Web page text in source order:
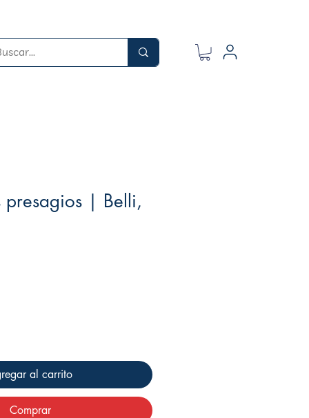
presagios | Belli,
al carrito
Comprar